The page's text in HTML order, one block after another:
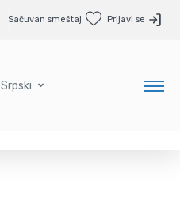
Sačuvan smeštaj Prijavi se
Srpski